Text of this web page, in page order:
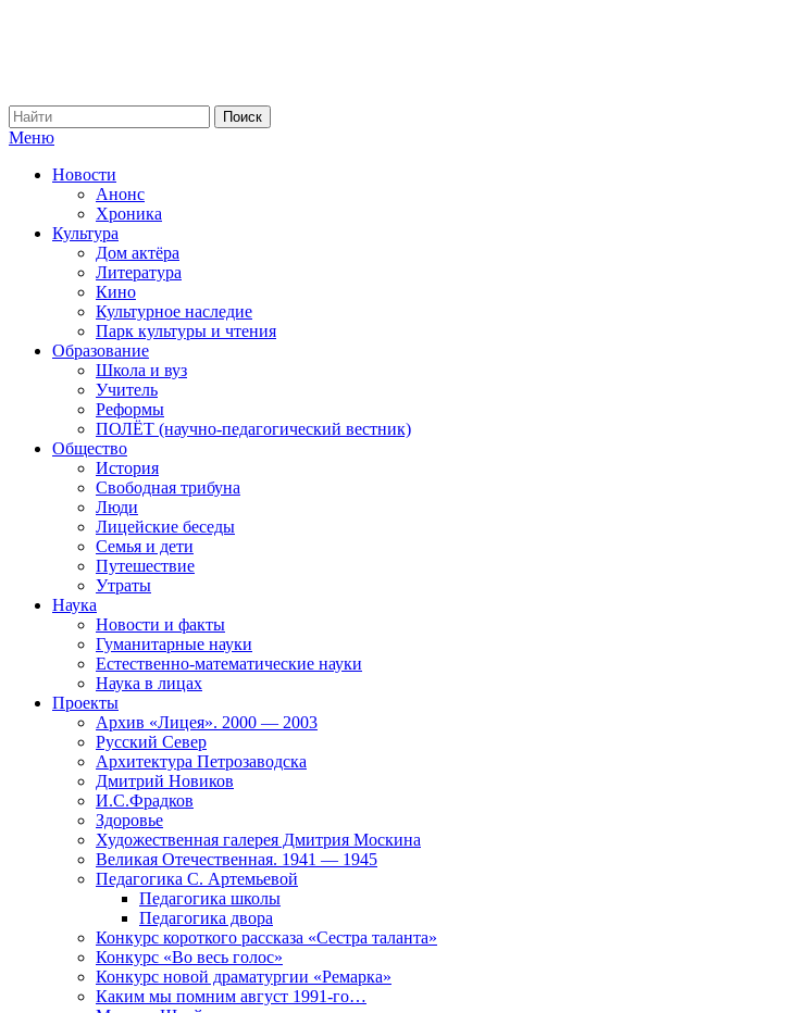
Меню
Новости
Анонс
Хроника
Культура
Дом актёра
Литература
Кино
Культурное наследие
Парк культуры и чтения
Образование
Школа и вуз
Учитель
Реформы
ПОЛЁТ (научно-педагогический вестник)
Общество
История
Свободная трибуна
Люди
Лицейские беседы
Семья и дети
Путешествие
Утраты
Наука
Новости и факты
Гуманитарные науки
Естественно-математические науки
Наука в лицах
Проекты
Архив «Лицея». 2000 — 2003
Русский Север
Архитектура Петрозаводска
Дмитрий Новиков
И.С.Фрадков
Здоровье
Художественная галерея Дмитрия Москина
Великая Отечественная. 1941 — 1945
Педагогика С. Артемьевой
Педагогика школы
Педагогика двора
Конкурс короткого рассказа «Сестра таланта»
Конкурс «Во весь голос»
Конкурс новой драматургии «Ремарка»
Каким мы помним август 1991-го…